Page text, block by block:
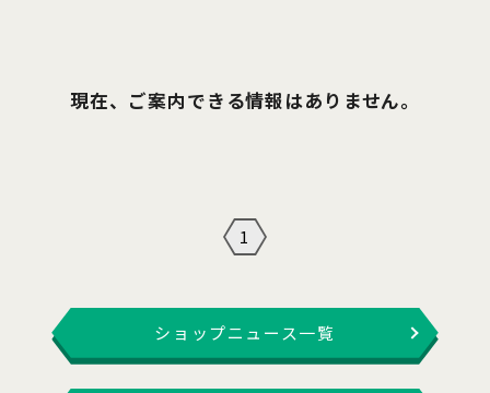
現在、ご案内できる情報はありません。
1
ショップニュース一覧